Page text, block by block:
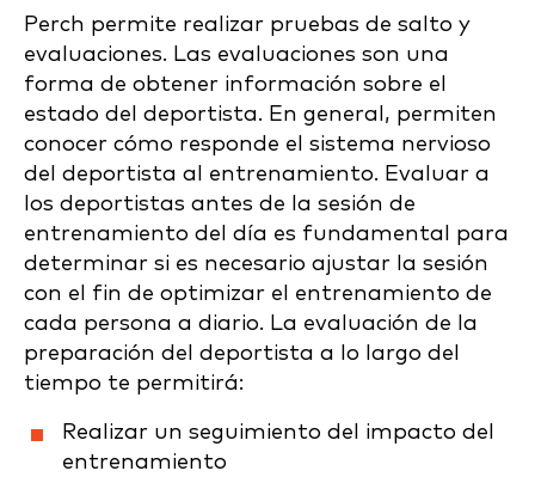
Perch permite realizar pruebas de salto y
evaluaciones. Las evaluaciones son una
forma de obtener información sobre el
estado del deportista. En general, permiten
conocer cómo responde el sistema nervioso
del deportista al entrenamiento. Evaluar a
los deportistas antes de la sesión de
entrenamiento del día es fundamental para
determinar si es necesario ajustar la sesión
con el fin de optimizar el entrenamiento de
cada persona a diario. La evaluación de la
preparación del deportista a lo largo del
tiempo te permitirá:
Realizar un seguimiento del impacto del
entrenamiento